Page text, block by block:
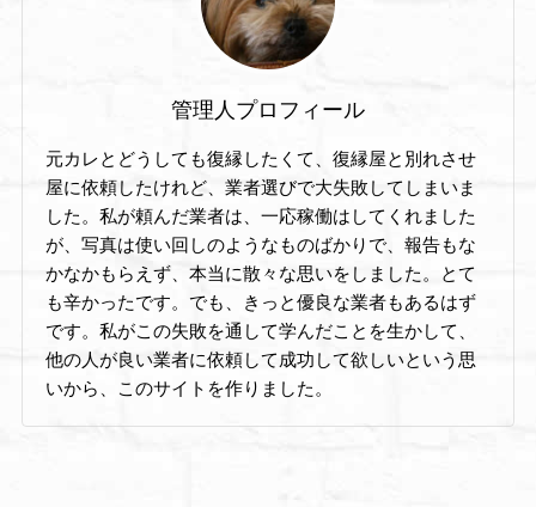
管理人プロフィール
元カレとどうしても復縁したくて、復縁屋と別れさせ
屋に依頼したけれど、業者選びで大失敗してしまいま
した。私が頼んだ業者は、一応稼働はしてくれました
が、写真は使い回しのようなものばかりで、報告もな
かなかもらえず、本当に散々な思いをしました。とて
も辛かったです。でも、きっと優良な業者もあるはず
です。私がこの失敗を通して学んだことを生かして、
他の人が良い業者に依頼して成功して欲しいという思
いから、このサイトを作りました。